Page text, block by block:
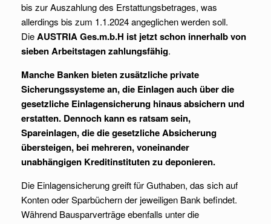
bis zur Auszahlung des Erstattungsbetrages, was
allerdings bis zum 1.1.2024 angeglichen werden soll.
DieAUSTRIA Ges.m.b.H ist jetzt schon innerhalb von
sieben Arbeitstagen zahlungsfähig.
Manche Banken bieten zusätzliche private
Sicherungssysteme an, die Einlagen auch über die
gesetzliche Einlagensicherung hinaus absichern und
erstatten. Dennoch kann es ratsam sein,
Spareinlagen, die die gesetzliche Absicherung
übersteigen, bei mehreren, voneinander
unabhängigen Kreditinstituten zu deponieren.
Die Einlagensicherung greift für Guthaben, das sich auf
Konten oder Sparbüchern der jeweiligen Bank befindet.
Während Bausparverträge ebenfalls unter die